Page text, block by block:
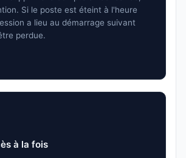
Si le poste est éteint à l'heure
a lieu au démarrage suivant
perdue.
à la fois